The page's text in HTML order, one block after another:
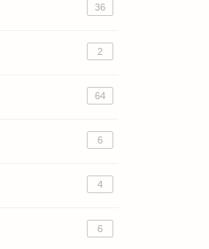
36
2
64
6
4
6